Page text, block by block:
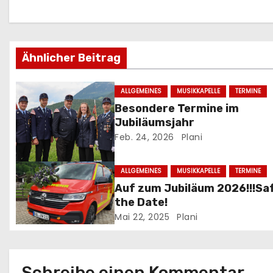
g
s
n
a
v
i
g
a
Ähnlicher Beitrag
ALLGEMEINES MUSIKKAPELLE TERMINE
Besondere Termine im
Jubiläumsjahr
Feb. 24, 2026 Plani
ALLGEMEINES MUSIKKAPELLE TERMINE
Auf zum Jubiläum
the Date!
Mai 22, 2025 Plani